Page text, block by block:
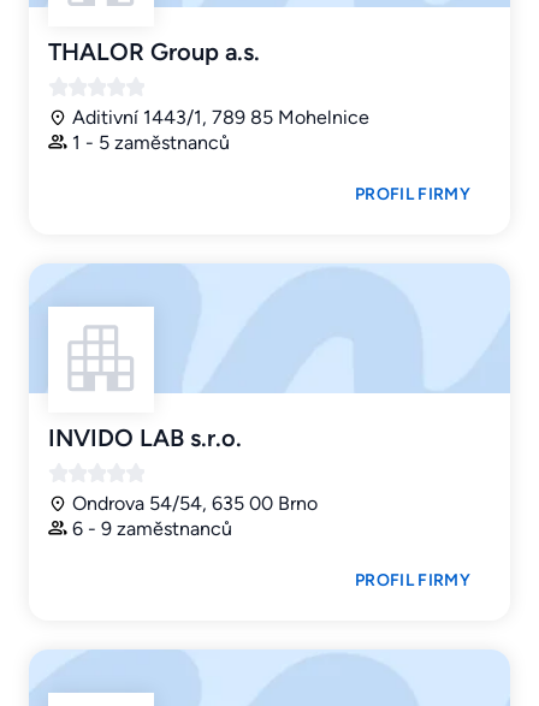
THALOR Group a.s.
Aditivní 1443/1, 789 85 Mohelnice
1 - 5 zaměstnanců
PROFIL FIRMY
INVIDO LAB s.r.o.
Ondrova 54/54, 635 00 Brno
6 - 9 zaměstnanců
PROFIL FIRMY